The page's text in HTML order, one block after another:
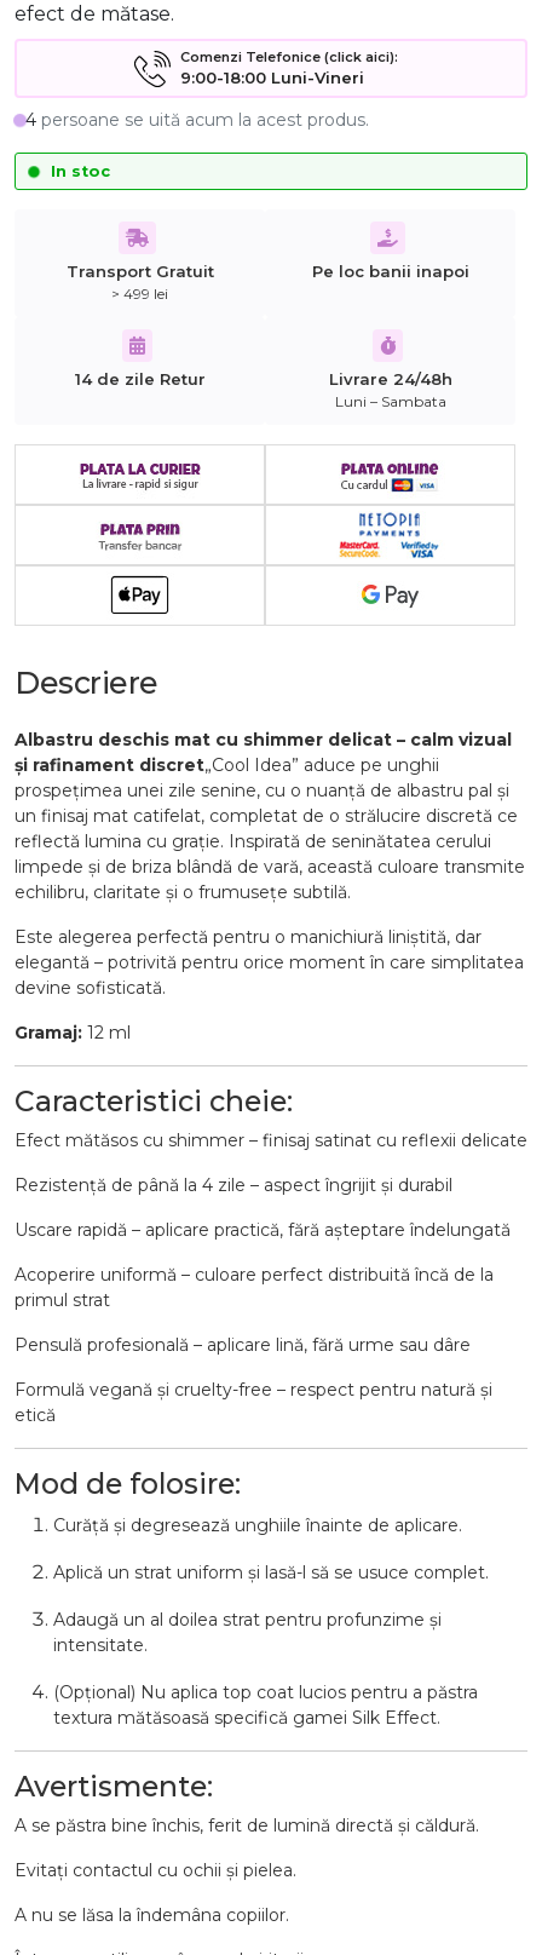
efect de mătase.
Comenzi Telefonice (click aici):
9:00-18:00 Luni-Vineri
4 persoane se uită acum la acest produs.
In stoc
Transport Gratuit
> 499 lei
Pe loc banii inapoi
14 de zile Retur Livrare 24/48h
Luni – Sambata
Descriere
Albastru deschis mat cu shimmer delicat – calm vizual
și rafinament discret„Cool Idea” aduce pe unghii
prospețimea unei zile senine, cu o nuanță de albastru pal și
un finisaj mat catifelat, completat de o strălucire discretă ce
reflectă lumina cu grație. Inspirată de seninătatea cerului
limpede și de briza blândă de vară, această culoare transmite
echilibru, claritate și o frumusețe subtilă.
Este alegerea perfectă pentru o manichiură liniștită, dar
elegantă – potrivită pentru orice moment în care simplitatea
devine sofisticată.
Gramaj: 12 ml
Caracteristici cheie:
Efect mătăsos cu shimmer – finisaj satinat cu reflexii delicate
Rezistență de până la 4 zile – aspect îngrijit și durabil
Uscare rapidă – aplicare practică, fără așteptare îndelungată
Acoperire uniformă – culoare perfect distribuită încă de la
primul strat
Pensulă profesională – aplicare lină, fără urme sau dâre
Formulă vegană și cruelty-free – respect pentru natură și
etică
Mod de folosire:
Curăță și degresează unghiile înainte de aplicare.
Aplică un strat uniform și lasă-l să se usuce complet.
Adaugă un al doilea strat pentru profunzime și
intensitate.
(Opțional) Nu aplica top coat lucios pentru a păstra
textura mătăsoasă specifică gamei Silk Effect.
Avertismente:
A se păstra bine închis, ferit de lumină directă și căldură.
Evitați contactul cu ochii și pielea.
A nu se lăsa la îndemâna copiilor.